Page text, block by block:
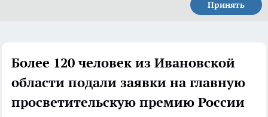
Принять
Более 120 человек из Ивановской
области подали заявки на главную
просветительскую премию России